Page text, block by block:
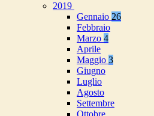
2019
Gennaio 26
Febbraio
Marzo 4
Aprile
Maggio 3
Giugno
Luglio
Agosto
Settembre